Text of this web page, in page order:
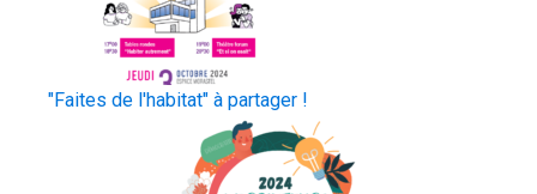
"Faites de l'habitat" à partager !